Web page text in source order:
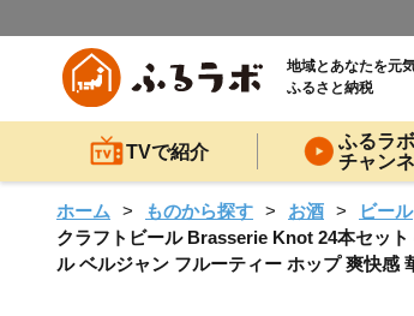
地域とあなたを元
ふるさと納税
TVで紹介
ふるラボ
チャン
ホーム ものから探す お酒
ビール
クラフトビール Brasserie Knot 24本セッ
ル ベルジャン フルーティー ホップ 爽快感